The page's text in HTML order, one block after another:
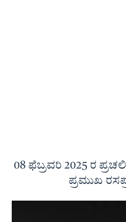
08 ಫೆಬ್ರವರಿ 2025 ರ
ಪ್ರಮುಖ